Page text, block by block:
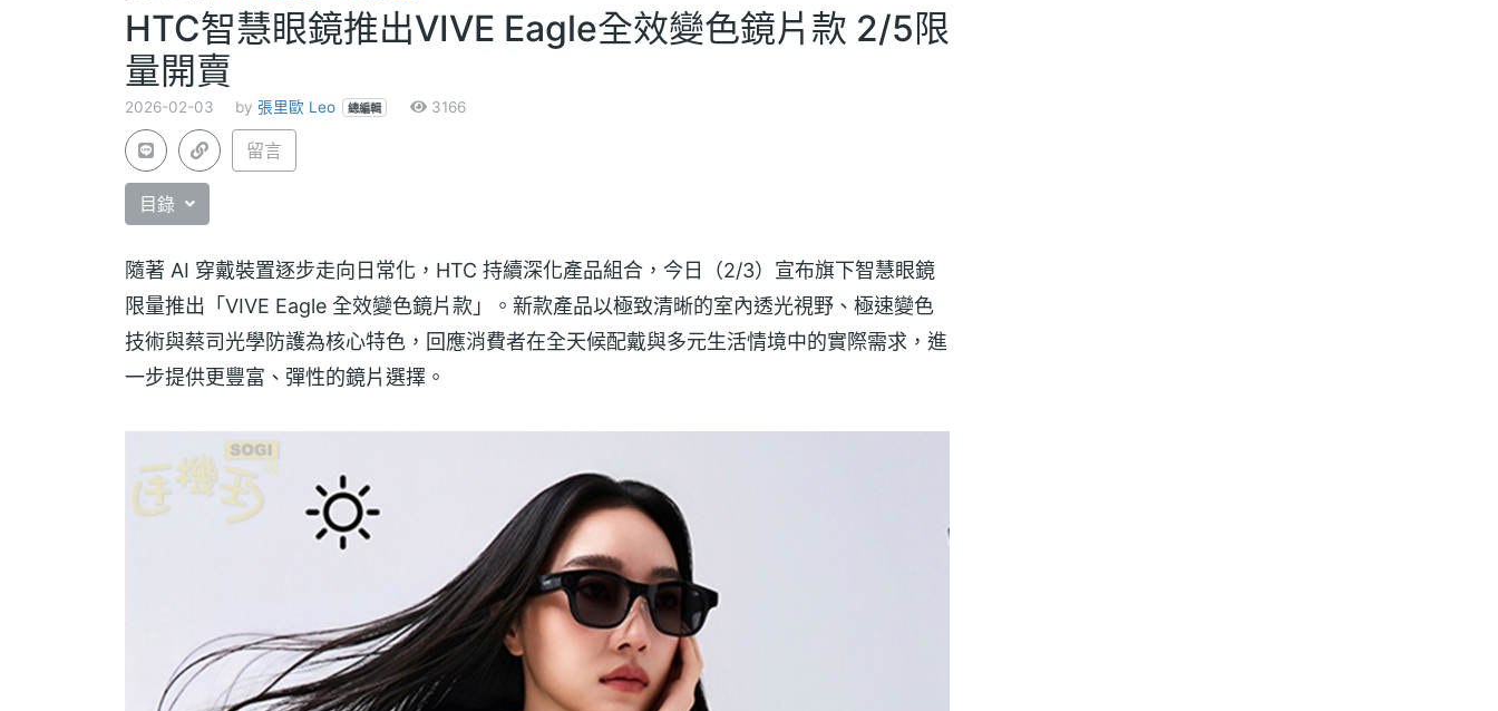
HTC智慧眼鏡推出VIVE Eagle全效變色鏡片款 2/5限
量開賣
2026-02-03 by 張里歐 Leo 總編輯 3166
留言
目錄
隨著 AI 穿戴裝置逐步走向日常化，HTC 持續深化產品組合，今日（2/3）宣布旗下智慧眼鏡
限量推出「VIVE Eagle 全效變色鏡片款」。新款產品以極致清晰的室內透光視野、極速變色
技術與蔡司光學防護為核心特色，回應消費者在全天候配戴與多元生活情境中的實際需求，進
一步提供更豐富、彈性的鏡片選擇。